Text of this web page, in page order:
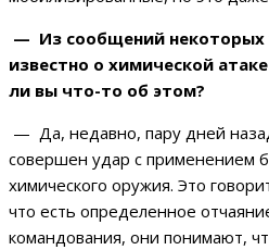
— Из сообщений некоторых
известно о химической
ли вы что-то об этом?
— Да, недавно, пару дней
совершен удар с применением
химического оружия. Это
что есть определенное
командования, они понимают,